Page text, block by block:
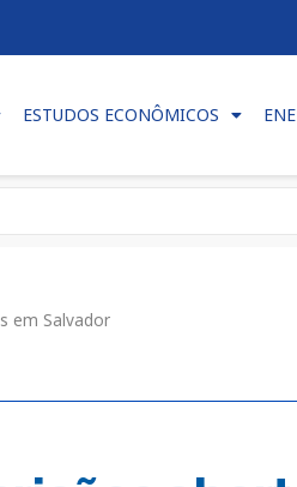
ESTUDOS ECONÔMICOS
em Salvador